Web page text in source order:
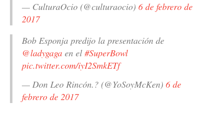
— CulturaOcio (@culturaocio) 6 de febrero de
2017
Bob Esponja predijo la presentación de
@ladygaga en el #SuperBowl
pic.twitter.com/iyI2SmkETf
— Don Leo Rincón.? (@YoSoyMcKen) 6 de
febrero de 2017